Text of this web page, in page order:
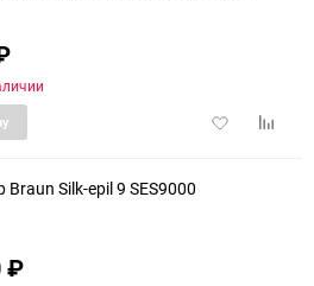
Добавить
Braun Silk-epil 9 SES9000
₽